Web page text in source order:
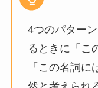
4つのパター
るときに「こ
「この名詞